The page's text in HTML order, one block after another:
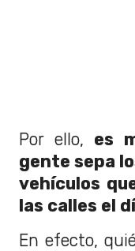
Por ello, es
gente sepa
vehículos
las calles el
En efecto,